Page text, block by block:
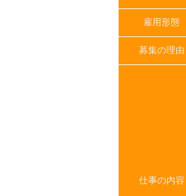
雇用形態
募集の理由
仕事の内容